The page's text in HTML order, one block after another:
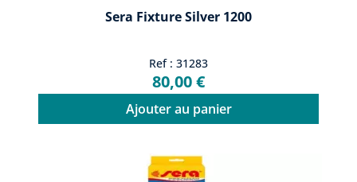
Sera Fixture Silver 1200
Ref : 31283
80,00 €
Ajouter au panier